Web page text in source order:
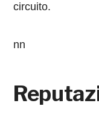
circuito.
nn